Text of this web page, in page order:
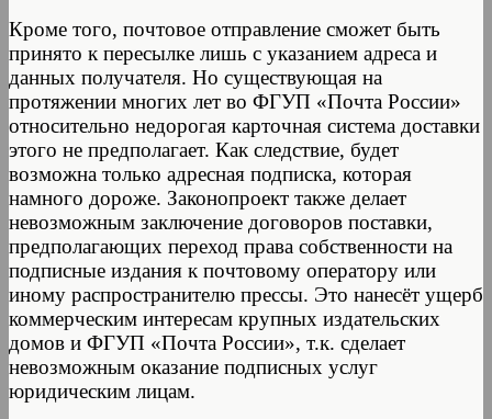
Кроме того, почтовое отправление сможет быть
принято к пересылке лишь с указанием адреса и
данных получателя. Но существующая на
протяжении многих лет во ФГУП «Почта России»
относительно недорогая карточная система доставки
этого не предполагает. Как следствие, будет
возможна только адресная подписка, которая
намного дороже. Законопроект также делает
невозможным заключение договоров поставки,
предполагающих переход права собственности на
подписные издания к почтовому оператору или
иному распространителю прессы. Это нанесёт ущерб
коммерческим интересам крупных издательских
домов и ФГУП «Почта России», т.к. сделает
невозможным оказание подписных услуг
юридическим лицам.